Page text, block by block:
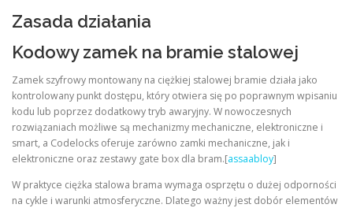
Zasada działania
Kodowy zamek na bramie stalowej
Zamek szyfrowy montowany na ciężkiej stalowej bramie działa jako
kontrolowany punkt dostępu, który otwiera się po poprawnym wpisaniu
kodu lub poprzez dodatkowy tryb awaryjny. W nowoczesnych
rozwiązaniach możliwe są mechanizmy mechaniczne, elektroniczne i
smart, a Codelocks oferuje zarówno zamki mechaniczne, jak i
elektroniczne oraz zestawy gate box dla bram.[assaabloy]
W praktyce ciężka stalowa brama wymaga osprzętu o dużej odporności
na cykle i warunki atmosferyczne. Dlatego ważny jest dobór elementów